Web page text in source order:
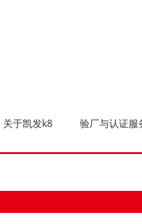
关于凯发k8 验厂与认证服